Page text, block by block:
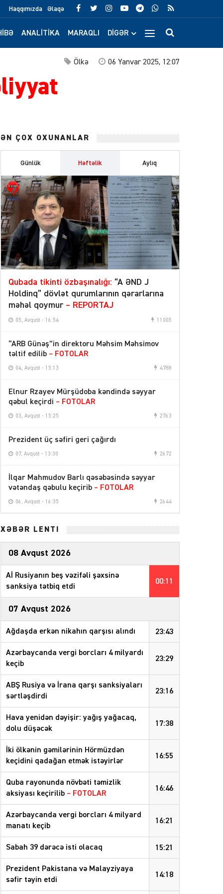
Haqqımızda Əlaqə
ANALITIKA MARAQLI DIGƏR
06 Yanvar 2025, 12:07
Ölkə
ƏN ÇOX OXUNANLAR
Günlük Həftəlik Aylıq
Qubada tikinti özbaşınalığı: “A ƏND J
Holdinq” dövlət qurumlarının qərarlarına
məhəl qoymur – REPORTAJ
05, Avqust - 16:54 11005
“ARB Günəş”in direktoru Məhsim Məhsimov
təltif edilib – FOTOLAR
04, Avqust - 15:13 4788
Elnur Rzayev Mürşüdoba kəndində səyyar
qəbul keçirdi – FOTOLAR
03, Avqust - 15:25 2763
Prezident üç səfiri geri çağırdı
07, Avqust - 13:30 2672
İlqar Mahmudov Barlı qəsəbəsində səyyar
vətəndaş qəbulu keçirib – FOTOLAR
06, Avqust - 16:35 2644
XƏBƏR LENTİ
08 Avqust 2026
00:11
Aİ Rusiyanın beş vəzifəli şəxsinə
sanksiya tətbiq etdi
07 Avqust 2026
23:43
Ağdaşda erkən nikahın qarşısı alındı
23:29
Azərbaycanda vergi borcları 4 milyardı
keçib
23:16
ABŞ Rusiya və İrana qarşı sanksiyaları
sərtləşdirdi
17:38
Hava yenidən dəyişir: yağış yağacaq,
dolu düşəcək
16:55
İki ölkənin gəmilərinin Hörmüzdən
keçidini qadağan etmək istəyirlər
16:46
Quba rayonunda növbəti təmizlik
aksiyası keçirilib – FOTOLAR
16:21
Azərbaycanda vergi borcları 4 milyard
manatı keçib
15:21
Sabah 39 dərəcə isti olacaq
14:18
Prezident Pakistana və Malayziyaya
səfir təyin etdi